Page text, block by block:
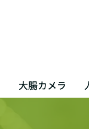
大腸カメラ